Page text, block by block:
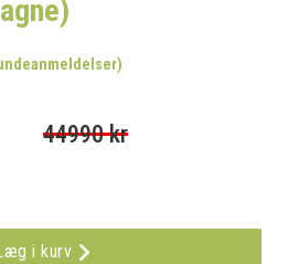
44990 kr
i kurv